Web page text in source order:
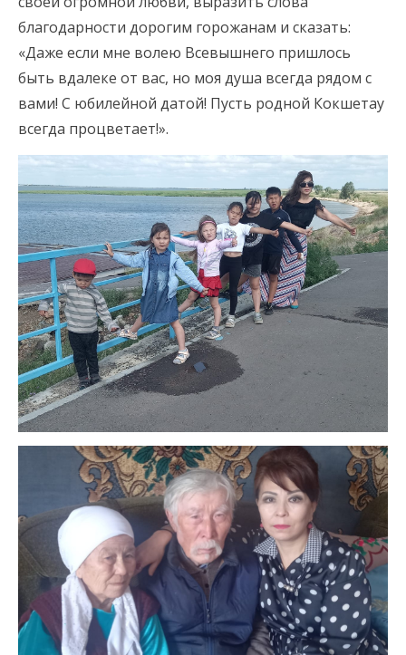
благодарности дорогим горожанам и сказать:
«Даже если мне волею Всевышнего пришлось
быть вдалеке от вас, но моя душа всегда рядом с
вами! С юбилейной датой! Пусть родной Кокшетау
всегда процветает!».